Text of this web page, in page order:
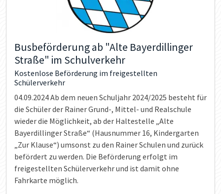
Busbeförderung ab "Alte Bayerdillinger
Straße" im Schulverkehr
Kostenlose Beförderung im freigestellten
Schülerverkehr
04.09.2024Ab dem neuen Schuljahr 2024/2025 besteht für
die Schüler der Rainer Grund-, Mittel- und Realschule
wieder die Möglichkeit, ab der Haltestelle „Alte
Bayerdillinger Straße“ (Hausnummer 16, Kindergarten
„Zur Klause“) umsonst zu den Rainer Schulen und zurück
befördert zu werden. Die Beförderung erfolgt im
freigestellten Schülerverkehr und ist damit ohne
Fahrkarte möglich.